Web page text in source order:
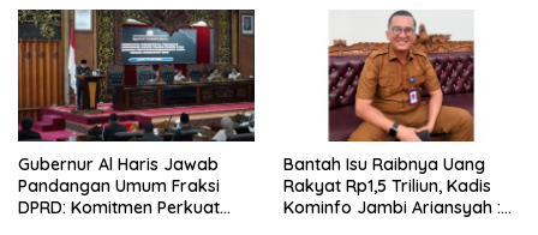
Integritas
Gubernur Al Haris Jawab
Pandangan Umum Fraksi
DPRD: Komitmen Perkuat
Bantah Isu Raibnya Uang
Rakyat Rp1,5 Triliun, Kadis
Kominfo Jambi Ariansyah :